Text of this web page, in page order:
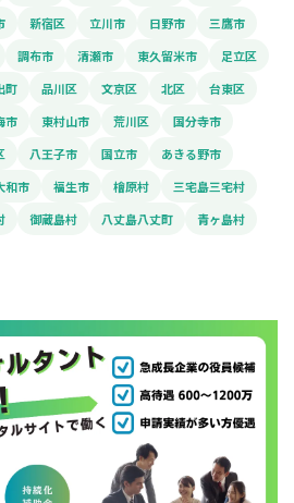
新宿区 立川市 日野市
三鷹市
調布市 清瀬市 東久留米市
足立区
町 品川区 文京区 北区
台東区
市 東村山市 荒川区
国分寺市
八王子市 国立市
あきる野市
和市 福生市 檜原村
三宅島三宅村
御蔵島村 八丈島八丈町
青ヶ島村